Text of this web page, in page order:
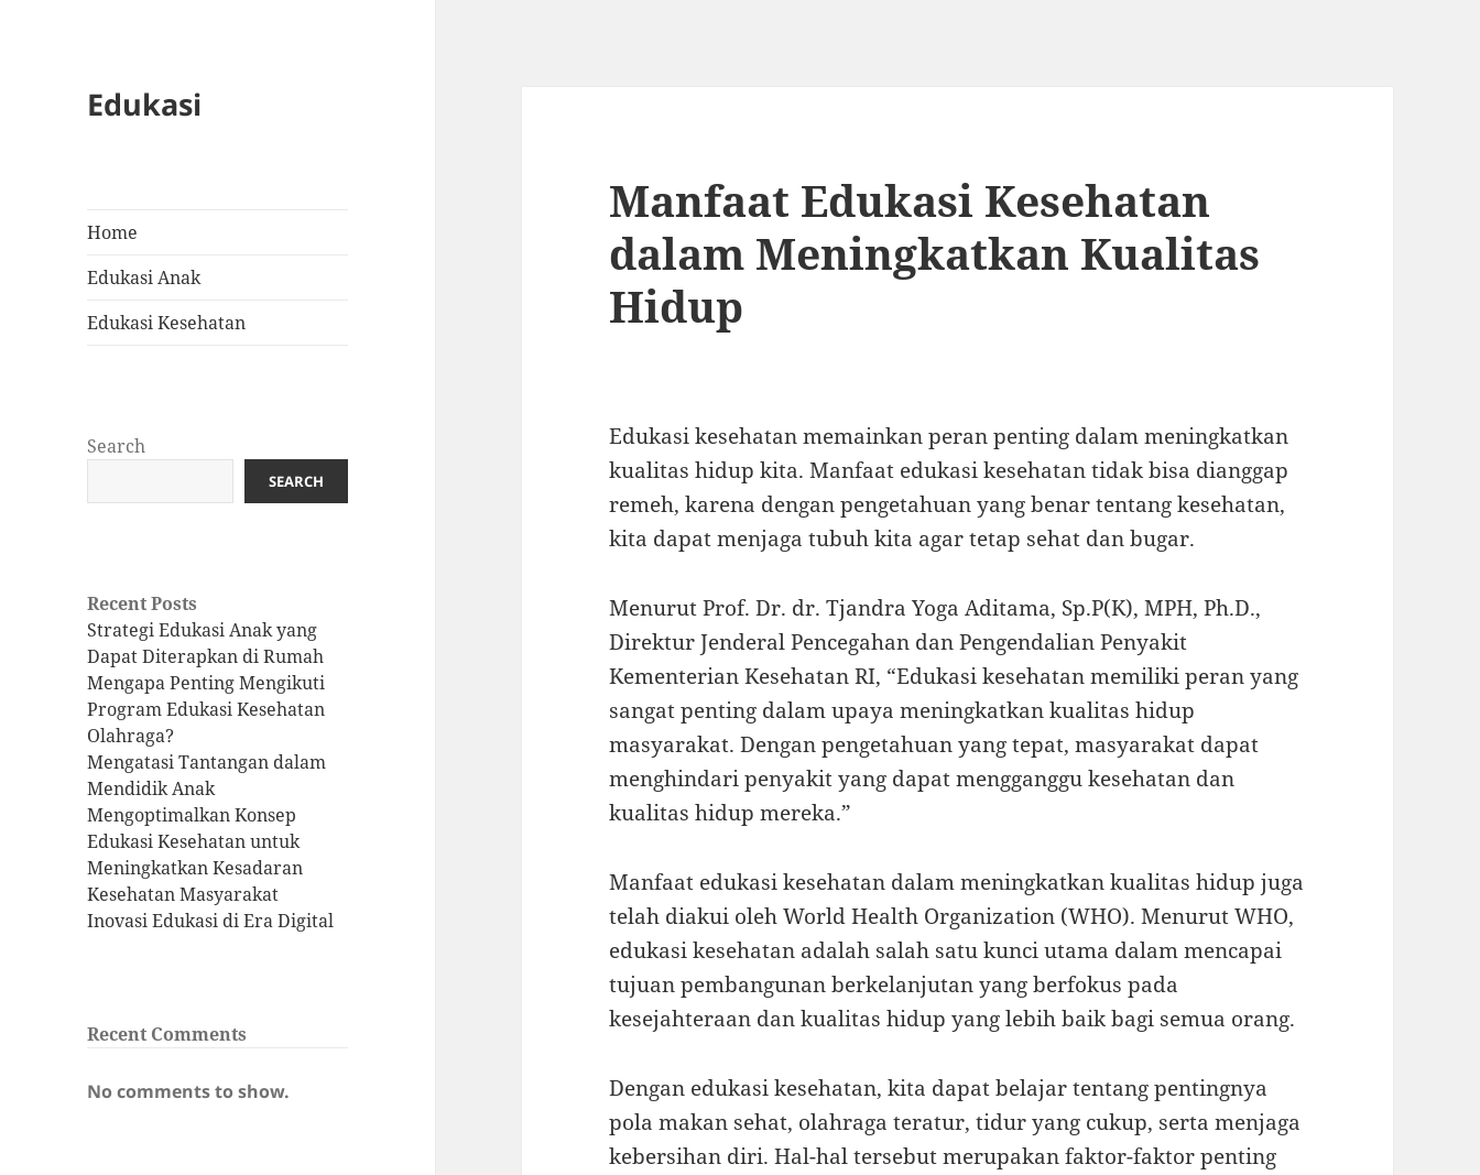
Edukasi
Home
Edukasi Anak
Edukasi Kesehatan
Search
SEARCH
Recent Posts
Strategi Edukasi Anak yang
Dapat Diterapkan di Rumah
Mengapa Penting Mengikuti
Program Edukasi Kesehatan
Olahraga?
Mengatasi Tantangan dalam
Mendidik Anak
Mengoptimalkan Konsep
Edukasi Kesehatan untuk
Meningkatkan Kesadaran
Kesehatan Masyarakat
Inovasi Edukasi di Era Digital
Recent Comments
No comments to show.
Manfaat Edukasi Kesehatan
dalam Meningkatkan Kualitas
Hidup
Edukasi kesehatan memainkan peran penting dalam meningkatkan
kualitas hidup kita. Manfaat edukasi kesehatan tidak bisa dianggap
remeh, karena dengan pengetahuan yang benar tentang kesehatan,
kita dapat menjaga tubuh kita agar tetap sehat dan bugar.
Menurut Prof. Dr. dr. Tjandra Yoga Aditama, Sp.P(K), MPH, Ph.D.,
Direktur Jenderal Pencegahan dan Pengendalian Penyakit
Kementerian Kesehatan RI, “Edukasi kesehatan memiliki peran yang
sangat penting dalam upaya meningkatkan kualitas hidup
masyarakat. Dengan pengetahuan yang tepat, masyarakat dapat
menghindari penyakit yang dapat mengganggu kesehatan dan
kualitas hidup mereka.”
Manfaat edukasi kesehatan dalam meningkatkan kualitas hidup juga
telah diakui oleh World Health Organization (WHO). Menurut WHO,
edukasi kesehatan adalah salah satu kunci utama dalam mencapai
tujuan pembangunan berkelanjutan yang berfokus pada
kesejahteraan dan kualitas hidup yang lebih baik bagi semua orang.
Dengan edukasi kesehatan, kita dapat belajar tentang pentingnya
pola makan sehat, olahraga teratur, tidur yang cukup, serta menjaga
kebersihan diri. Hal-hal tersebut merupakan faktor-faktor penting